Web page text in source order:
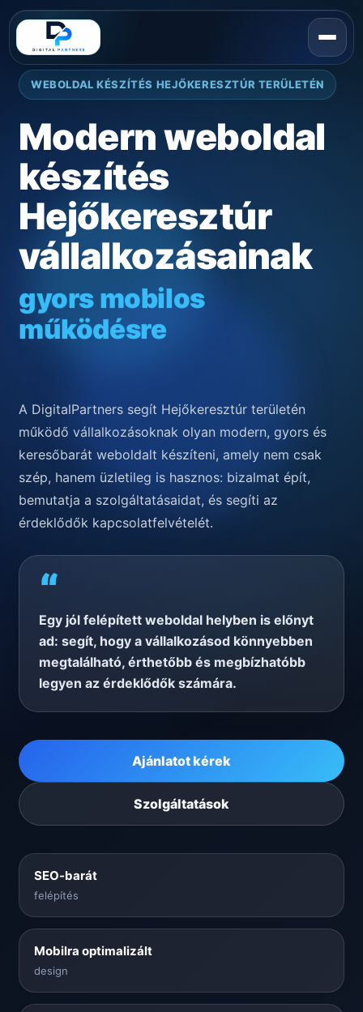
WEBOLDAL KÉSZÍTÉS HEJŐKERESZTÚR TERÜLETÉN
Modern weboldal
készítés
Hejőkeresztúr
vállalkozásainak
gyors mobilos
működésre
A DigitalPartners segít Hejőkeresztúr területén
működő vállalkozásoknak olyan modern, gyors és
keresőbarát weboldalt készíteni, amely nem csak
szép, hanem üzletileg is hasznos: bizalmat épít,
bemutatja a szolgáltatásaidat, és segíti az
érdeklődők kapcsolatfelvételét.
“
Egy jól felépített weboldal helyben is előnyt
ad: segít, hogy a vállalkozásod könnyebben
megtalálható, érthetőbb és megbízhatóbb
legyen az érdeklődők számára.
Ajánlatot kérek
Szolgáltatások
SEO-barát
felépítés
Mobilra optimalizált
design